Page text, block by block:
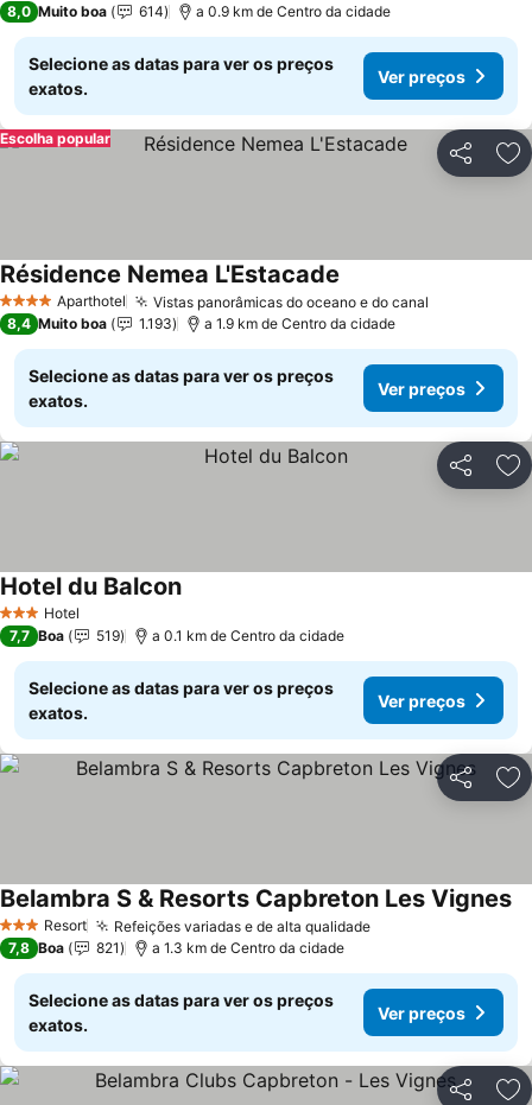
8,0 Muito boa 614 a 0.9 km de Centro da cidade
Selecione as datas para ver os preços
exatos.
Ver preços
Partilhar
Escolha popular
4 EstrelasAparthotel Vistas panorâmicas do oceano e do canal
Résidence Nemea L'Estacade
8,4 Muito boa 1.193 a 1.9 km de Centro da cidade
Selecione as datas para ver os preços
exatos.
Ver preços
Partilhar
3 EstrelasHotel
Hotel du BalconVer preços
7,7 Boa 519 a 0.1 km de Centro da cidade
Selecione as datas para ver os preços
exatos.
Ver preços
Partilhar
3 EstrelasResort Refeições variadas e de alta qualidadeVer preços
Belambra S & Resorts Capbreton Les Vignes
7,8 Boa 821 a 1.3 km de Centro da cidade
Selecione as datas para ver os preços
exatos.
Ver preços
Partilhar